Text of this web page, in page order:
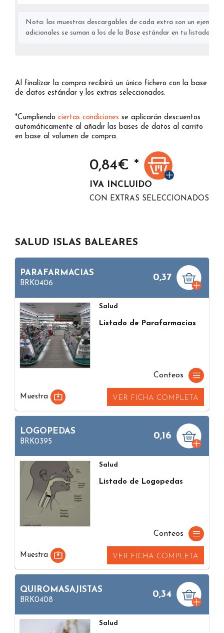
Nota: las muestras descargables de cada extra son un
adicionales se suman a los de la Base estándar en tu listado
Al finalizar la compra recibirá un único fichero con la base
de datos estándar y los extras seleccionados.
*Cumpliendo ciertas condiciones se aplicarán descuentos
automáticamente al añadir las bases de datos al carrito
en base al volumen de compra.
0,84€ *
IVA INCLUIDO
CON EXTRAS SELECCIONADOS
SALUD ISLAS BALEARES
PARAFARMACIAS
BRK0406
0,37
Salud
Listado de Parafarmacias
Conteos
Muestra VER FICHA COMPLETA
LOGOPEDAS
BRK0395
0,16
Salud
Listado de Logopedas
Conteos
Muestra VER FICHA COMPLETA
QUIROMASAJISTAS
BRK0408
0,34
Salud